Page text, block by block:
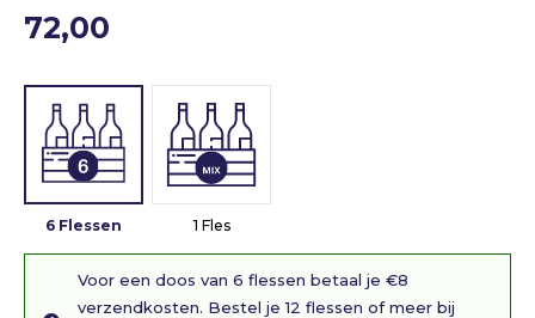
72,00
6 Flessen 1 Fles
Voor een doos van 6 flessen betaal je €8
verzendkosten. Bestel je 12 flessen of meer bij